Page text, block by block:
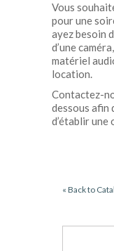
Vous
pour une
ayez besoin
d’une
matériel
location.
Contactez-
dessous afin
d’établir une
« Back to